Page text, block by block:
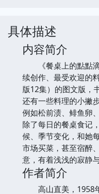
具体描述
内容简介
《餐桌上的點點滴
续创作、最受欢迎的
版12集）的图文版，
还有一些料理的小撇
例如松前渍、鲱鱼卵
除了每日的餐桌食记
候、季节变化，和她
市场买菜，甚至宿醉
意，有着浅浅的寂静
作者简介
高山直美，1958